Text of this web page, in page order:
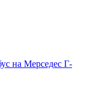
на Мерседес Г-